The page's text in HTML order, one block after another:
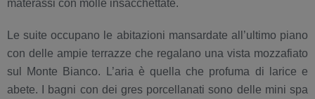
materassi con molle insacchettate.
Le suite occupano le abitazioni mansardate all’ultimo piano
con delle ampie terrazze che regalano una vista mozzafiato
sul Monte Bianco. L’aria è quella che profuma di larice e
abete. I bagni con dei gres porcellanati sono delle mini spa